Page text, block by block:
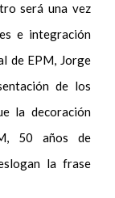
será una vez
e integración
de EPM, Jorge
de los
la decoración
50 años de
la frase